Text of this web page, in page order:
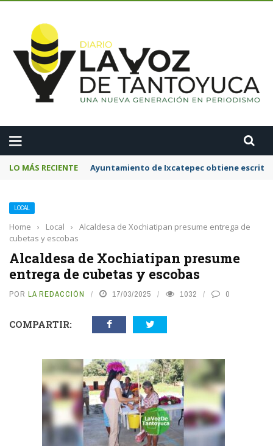
LO MÁS RECIENTE Ayuntamiento de Ixcatepec obtiene
LOCAL
Home › Local ›
Alcaldesa de Xochiatipan presume entrega de
cubetas y escobas
Alcaldesa de Xochiatipan presume
entrega de cubetas y escobas
POR LA REDACCIÓN 17/03/2025 1032 0
COMPARTIR: